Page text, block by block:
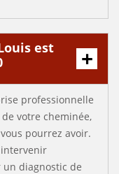
est
professionnelle
votre cheminée,
pourrez avoir.
diagnostic de